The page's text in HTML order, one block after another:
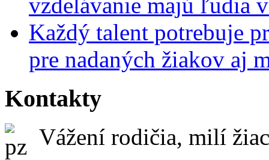
Každý talent potrebuje
pre nadaných žiakov aj
Kontakty
Vážení rodičia, milí